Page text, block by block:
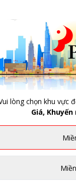
lòng chọn khu vực
Giá,